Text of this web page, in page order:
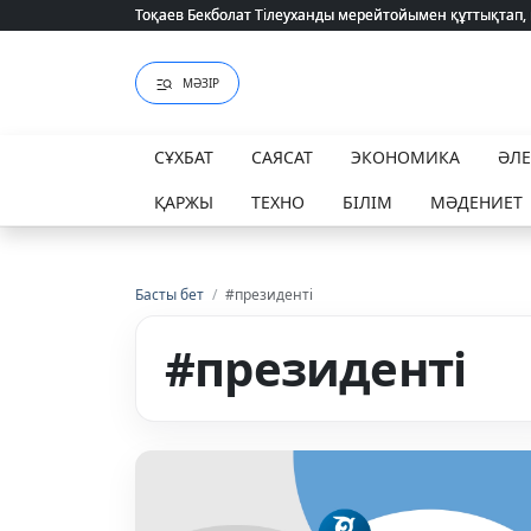
Тоқаев Бекболат Тілеуханды мерейтойымен
Тоқаев Бекболат Тілеуханды мерейтойымен
МӘЗІР
СҰХБАТ САЯСАТ ЭКОНОМИКА
ҚАРЖЫ
ТЕХНО БІЛІМ МӘДЕНИЕТ
Басты бет / #президенті
#президенті